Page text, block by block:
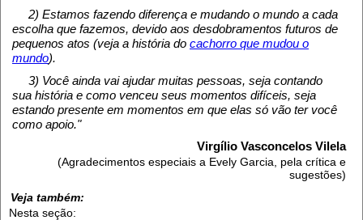
2) Estamos fazendo diferença e mudando o mundo a cada
escolha que fazemos, devido aos desdobramentos futuros de
pequenos atos (veja a história do cachorro que mudou o
mundo).
3) Você ainda vai ajudar muitas pessoas, seja contando
sua história e como venceu seus momentos difíceis, seja
estando presente em momentos em que elas só vão ter você
como apoio."
Virgílio Vasconcelos Vilela
(Agradecimentos especiais a Evely Garcia, pela crítica e
sugestões)
Veja também:
Nesta seção: